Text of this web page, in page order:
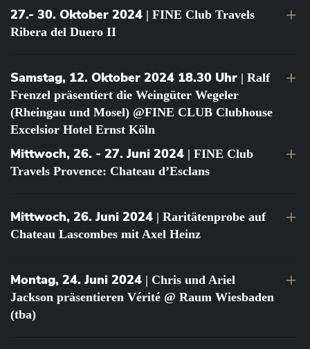
27.- 30. Oktober 2024 | FINE Club Travels
Ribera del Duero II
Samstag, 12. Oktober 2024 18.30 Uhr | Ralf
Frenzel präsentiert die Weingüter Wegeler
(Rheingau und Mosel) @FINE CLUB Clubhouse
Excelsior Hotel Ernst Köln
Mittwoch, 26. - 27. Juni 2024 | FINE Club
Travels Provence: Chateau d’Esclans
Mittwoch, 26. Juni 2024 | Raritätenprobe auf
Chateau Lascombes mit Axel Heinz
Montag, 24. Juni 2024 | Chris und Ariel
Jackson präsentieren Vérité @ Raum Wiesbaden
(tba)